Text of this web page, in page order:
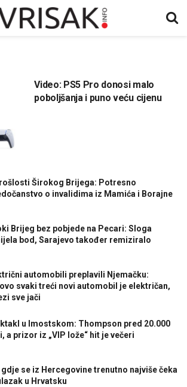
Video: PS5 Pro donosi malo
poboljšanja i puno veću cijenu
Širokog Brijega: Potresno
o invalidima iz Mamića i Borajne
Brijeg bez pobjede na Pecari: Sloga
bod, Sarajevo također remiziralo
automobili preplavili Njemačku:
svaki treći novi automobil je električan,
sve jači
u Imostskom: Thompson pred 20.000
a prizor iz „VIP lože“ hit je večeri
gdje se iz Hercegovine trenutno najviše čeka
u Hrvatsku